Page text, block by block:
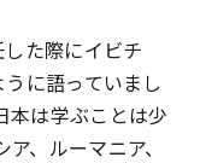
た際にイビチ
に語っていまし
本は学ぶことは少
、ルーマニア、